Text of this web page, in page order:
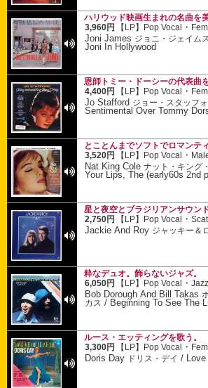
ハリウッド映画生まれの名曲を
3,960円
【LP】 Pop Vocal ・
Joni James ジョニ・ジェイムス
Joni In Hollywood
恩師トミー・ドーシーの代表曲
4,400円
【LP】 Pop Vocal ・
Jo Stafford ジョー・スタッフ
Sentimental Over Tommy
とことんまでソフトでロマンテ
3,520円
【LP】 Pop Vocal ・
Nat King Coleナット・キング
Your Lips, The (early60s 2nd
星と夜空とブラジリアンサウンド
2,750円
【LP】 Pop Vocal ・Scat
Jackie And Roy ジャッキー＆
粋なデュオ。飾らないジャズ。
6,050円
【LP】 Pop Vocal ・
Bob Dorough And Bill Takas
カス / Beginning To See The
ルース・エッティングを歌う。
3,300円
【LP】 Pop Vocal ・
Doris Day ドリス・デイ /